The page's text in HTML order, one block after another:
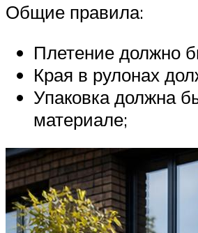
Общие правила:
Плетение должно
Края в рулонах
Упаковка должна
материале;